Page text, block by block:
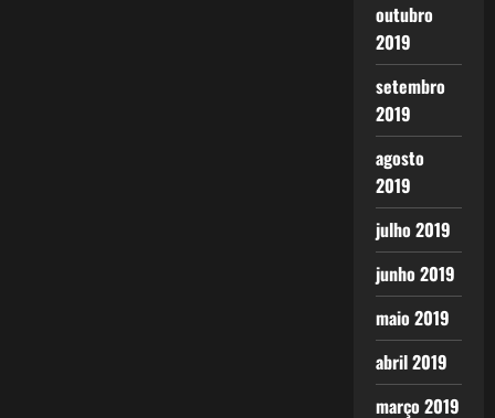
outubro
2019
setembro
2019
agosto
2019
julho 2019
junho 2019
maio 2019
abril 2019
março 2019